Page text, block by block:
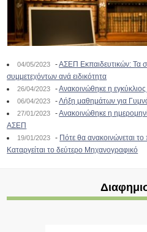
04/05/2023 -ΑΣΕΠ Εκπαιδευτικών: Τα
συμμετεχόντων ανά ειδικότητα
26/04/2023 -Ανακοινώθηκε η
06/04/2023 -Λήξη μαθημάτων για
27/01/2023 -Ανακοινώθηκε η
ΑΣΕΠ
19/01/2023 - Πότε θα ανακοινώνεται
Καταργείται το δεύτερο Μηχανογραφικό